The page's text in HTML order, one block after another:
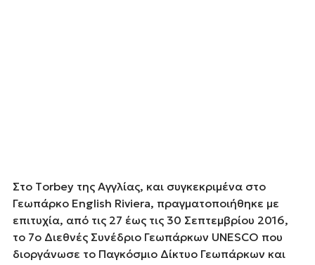
Στο Τorbey της Αγγλίας, και συγκεκριμένα στο
Γεωπάρκο English Riviera, πραγματοποιήθηκε με
επιτυχία, από τις 27 έως τις 30 Σεπτεμβρίου 2016,
το 7ο Διεθνές Συνέδριο Γεωπάρκων UNESCO που
διοργάνωσε το Παγκόσμιο Δίκτυο Γεωπάρκων και